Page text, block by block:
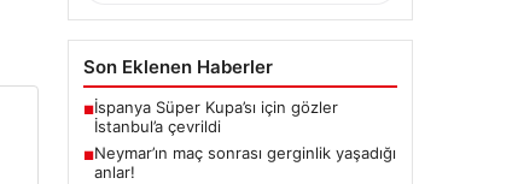
Son Eklenen Haberler
■İspanya Süper Kupa’sı için gözler
İstanbul’a çevrildi
■Neymar’ın maç sonrası gerginlik yaşadığı
anlar!